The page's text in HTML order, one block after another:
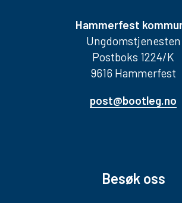
Hammerfest
Ungdomstjenesten
Postboks 1224/K
9616 Hammerfest
post@bootleg.no
Besøk oss